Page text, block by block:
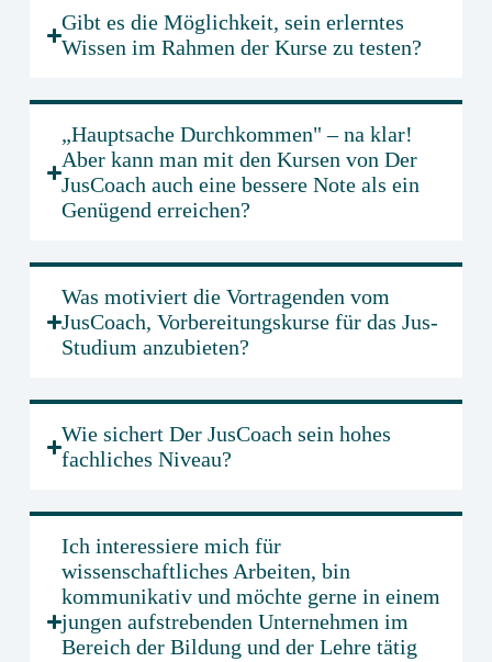
Gibt es die Möglichkeit, sein erlerntes
Wissen im Rahmen der Kurse zu testen?
„Hauptsache Durchkommen" – na klar!
Aber kann man mit den Kursen von Der
JusCoach auch eine bessere Note als ein
Genügend erreichen?
Was motiviert die Vortragenden vom
JusCoach, Vorbereitungskurse für das Jus-
Studium anzubieten?
Wie sichert Der JusCoach sein hohes
fachliches Niveau?
Ich interessiere mich für
wissenschaftliches Arbeiten, bin
kommunikativ und möchte gerne in einem
jungen aufstrebenden Unternehmen im
Bereich der Bildung und der Lehre tätig